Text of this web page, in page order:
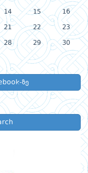
14 15 16
21 22 23
28 29 30
ზე